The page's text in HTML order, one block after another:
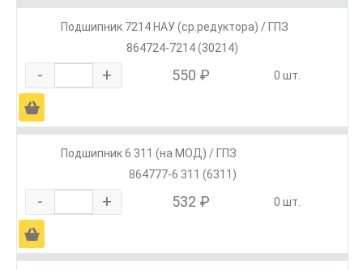
Подшипник 7214 НАУ (ср.редуктора) / ГПЗ
864724-7214 (30214)
- + 550 ₽ 0 шт.
Ä
Подшипник 6 311 (на МОД) / ГПЗ
864777-6 311 (6311)
- + 532 ₽ 0 шт.
Ä